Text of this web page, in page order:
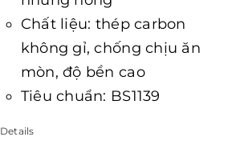
Chất liệu: thép carbon
không gỉ, chống chịu ăn
mòn, độ bền cao
Tiêu chuẩn: BS1139
Details